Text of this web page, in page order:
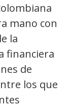
mano con
la
financiera
de
los que